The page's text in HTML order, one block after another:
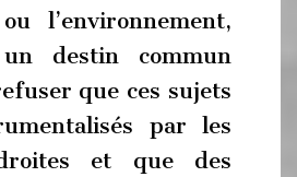
l’environnement,
destin commun
que ces sujets
par les
et que des